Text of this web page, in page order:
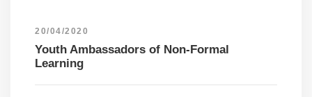
20/04/2020
Youth Ambassadors of Non-Formal
Learning